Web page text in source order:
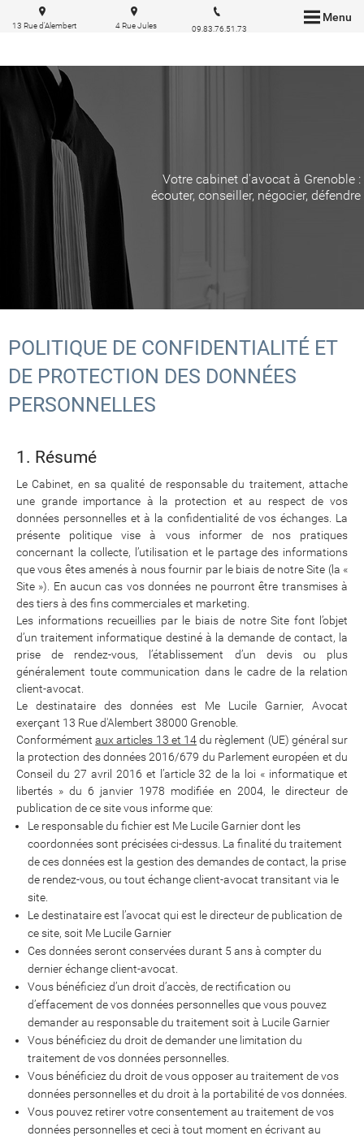
Menu
13 Rue d'Alembert
4 Rue Jules
09.83.76.51.73
Votre cabinet d'avocat à Grenoble :
écouter, conseiller, négocier, défendre
POLITIQUE DE CONFIDENTIALITÉ ET
DE PROTECTION DES DONNÉES
PERSONNELLES
1. Résumé
Le Cabinet, en sa qualité de responsable du traitement, attache
une grande importance à la protection et au respect de vos
données personnelles et à la confidentialité de vos échanges. La
présente politique vise à vous informer de nos pratiques
concernant la collecte, l’utilisation et le partage des informations
que vous êtes amenés à nous fournir par le biais de notre Site (la «
Site »). En aucun cas vos données ne pourront être transmises à
des tiers à des fins commerciales et marketing.
Les informations recueillies par le biais de notre Site font l’objet
d’un traitement informatique destiné à la demande de contact, la
prise de rendez-vous, l’établissement d’un devis ou plus
généralement toute communication dans le cadre de la relation
client-avocat.
Le destinataire des données est Me Lucile Garnier, Avocat
exerçant 13 Rue d'Alembert 38000 Grenoble.
Conformémentaux articles 13 et 14du règlement (UE) général sur
la protection des données 2016/679 du Parlement européen et du
Conseil du 27 avril 2016 et l’article 32 de la loi « informatique et
libertés » du 6 janvier 1978 modifiée en 2004, le directeur de
publication de ce site vous informe que:
Le responsable du fichier est Me Lucile Garnier dont les
coordonnées sont précisées ci-dessus. La finalité du traitement
de ces données est la gestion des demandes de contact, la prise
de rendez-vous, ou tout échange client-avocat transitant via le
site.
Le destinataire est l’avocat qui est le directeur de publication de
ce site, soit Me Lucile Garnier
Ces données seront conservées durant 5 ans à compter du
dernier échange client-avocat.
Vous bénéficiez d’un droit d’accès, de rectification ou
d’effacement de vos données personnelles que vous pouvez
demander au responsable du traitement soit à Lucile Garnier
Vous bénéficiez du droit de demander une limitation du
traitement de vos données personnelles.
Vous bénéficiez du droit de vous opposer au traitement de vos
données personnelles et du droit à la portabilité de vos données.
Vous pouvez retirer votre consentement au traitement de vos
données personnelles et ceci à tout moment en écrivant au